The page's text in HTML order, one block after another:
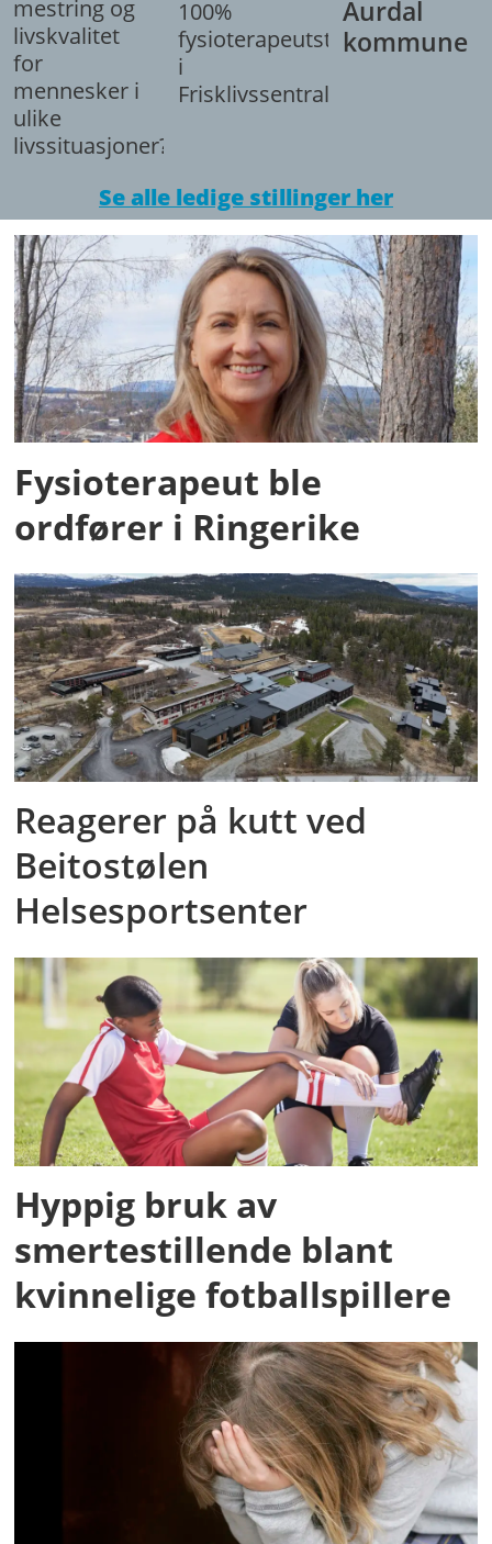
mestring og
livskvalitet
for
mennesker i
ulike
livssituasjoner?
100%
fysioterapeutstilling
i
Frisklivssentralen.
Aurdal
kommune
Se alle ledige stillinger her
Fysioterapeut ble
ordfører i Ringerike
Reagerer på kutt ved
Beitostølen
Helsesportsenter
Hyppig bruk av
smertestillende blant
kvinnelige fotballspillere